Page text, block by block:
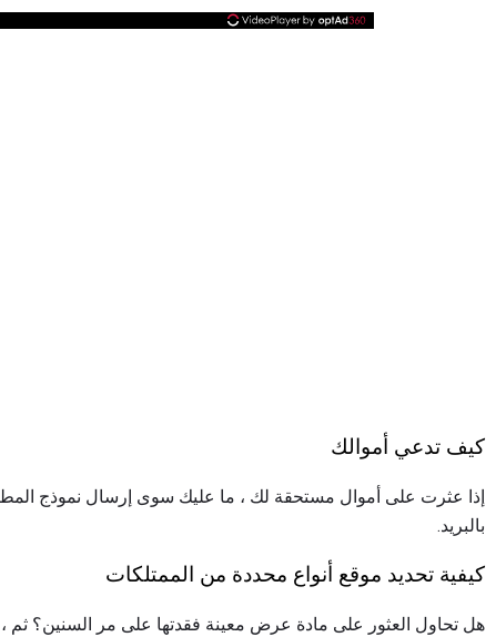
كيف تدعي أموالك
إذا عثرت على أموال مستحقة لك ، ما عليك سوى إرسال نموذج
بالبريد.
كيفية تحديد موقع أنواع محددة من الممتلكات
هل تحاول العثور على مادة عرض معينة فقدتها على مر السنين؟ ثم ،